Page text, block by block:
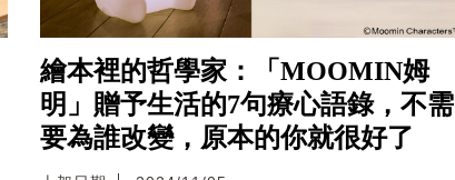
繪本裡的哲學家：「MOOMIN姆
明」贈予生活的7句療心語錄，不需
要為誰改變，原本的你就很好了